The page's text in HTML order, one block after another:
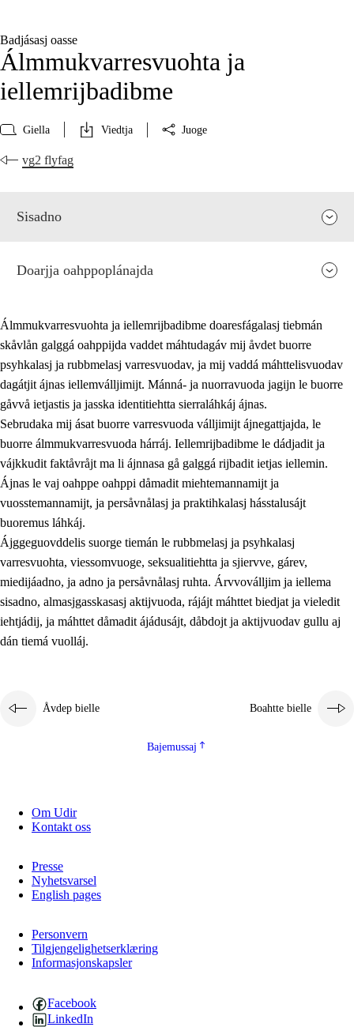
Badjásasj oasse
Álmmukvarresvuohta ja
iellemrijbadibme
Giella Viedtja Juoge
vg2 flyfag
Sisadno
2. Prinsihpa oahppama, åvddånahttema ja ávddama hárráj
2.1 Sosiála oahppam ja åvddånibme
2.2 Máhtudahka fágáj hárráj
2.3 Vuodulasj tjehpudagá
2.4 Oahppat oahppat
Doaresfágalasj tiemá
2.5.2 Demokratijja ja guojmmeviesátvuohta
Guoddelis åvddånibme
Doarjja oahppoplánajda
Álmmukvarresvuohta ja iellemrijbadibme doaresfágalasj tiebmán
skåvlån galggá oahppijda vaddet máhtudagáv mij åvdet buorre
psyhkalasj ja rubbmelasj varresvuodav, ja mij vaddá máhttelisvuodav
dagátjit ájnas iellemválljimijt. Mánná- ja nuorravuoda jagijn le buorre
gåvvå ietjastis ja jasska identitiehtta sierraláhkáj ájnas.
Sebrudaka mij ásat buorre varresvuoda válljimijt ájnegattjajda, le
buorre álmmukvarresvuoda hárráj. Iellemrijbadibme le dádjadit ja
vájkkudit faktåvråjt ma li ájnnasa gå galggá rijbadit ietjas iellemin.
Ájnas le vaj oahppe oahppi dåmadit miehtemannamijt ja
vuosstemannamijt, ja persåvnålasj ja praktihkalasj hásstalusájt
buoremus láhkáj.
Ájggeguovddelis suorge tiemán le rubbmelasj ja psyhkalasj
varresvuohta, viessomvuoge, seksualitiehtta ja sjiervve, gárev,
miedijáadno, ja adno ja persåvnålasj ruhta. Árvvoválljim ja iellema
sisadno, almasjgasskasasj aktijvuoda, rájájt máhttet biedjat ja vieledit
iehtjádij, ja máhttet dåmadit ájádusájt, dåbdojt ja aktijvuodav gullu aj
dán tiemá vuolláj.
Åvdep bielle Boahtte bielle
Bajemussaj
Om Udir
Kontakt oss
Presse
Nyhetsvarsel
English pages
Personvern
Tilgjengelighetserklæring
Informasjonskapsler
Facebook
LinkedIn